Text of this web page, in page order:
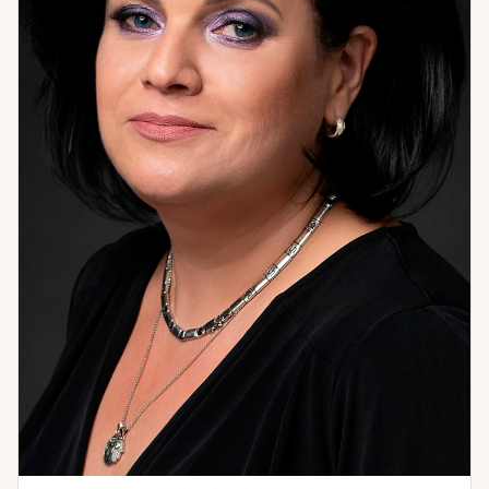
очищением пространства и защитой. Работаю с
денежными потоками и состоянием внутреннего покоя.
Если вы чувствуете, что ходите по кругу — скорее всего,
мы ещё не добирались до настоящей причины. Давайте
доберёмся.